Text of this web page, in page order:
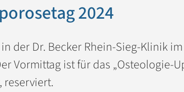
2024
der Dr. Becker Rhein-Sieg-Klinik
Vormittag ist für das „Osteologie-
reserviert.